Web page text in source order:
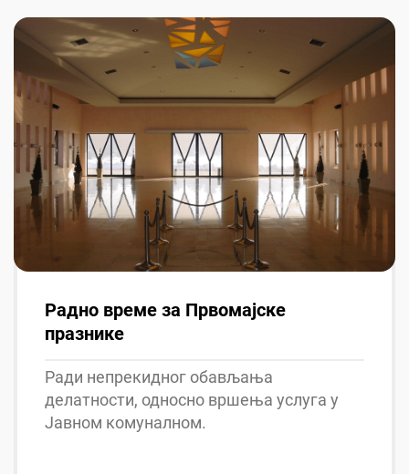
Радно време за Првомајске
празнике
Ради непрекидног обављања
делатности, односно вршења услуга у
Јавном комуналном.